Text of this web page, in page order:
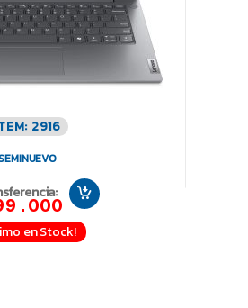
2916
en Stock!